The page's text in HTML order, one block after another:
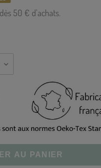
50 € d'achats.
AU PANIER